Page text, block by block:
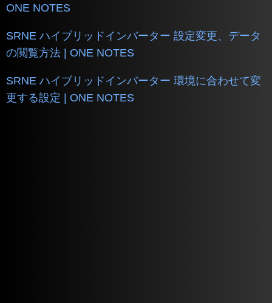
ONE NOTES
SRNE ハイブリッドインバーター 設定変更、データ
の閲覧方法 | ONE NOTES
SRNE ハイブリッドインバーター 環境に合わせて変
更する設定 | ONE NOTES